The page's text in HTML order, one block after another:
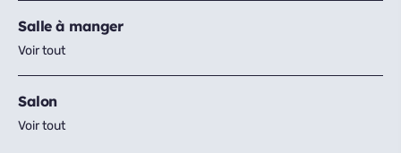
Salle à manger
Voir tout
Salon
Voir tout